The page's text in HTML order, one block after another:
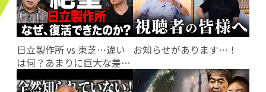
日立製作所 vs 東芝…違い
は何？あまりに巨大な差が
お知らせがあります…！